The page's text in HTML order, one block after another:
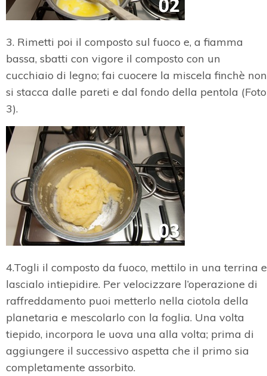
3. Rimetti poi il composto sul fuoco e, a fiamma
bassa, sbatti con vigore il composto con un
cucchiaio di legno; fai cuocere la miscela finchè non
si stacca dalle pareti e dal fondo della pentola (Foto
3).
4.Togli il composto da fuoco, mettilo in una terrina e
lascialo intiepidire. Per velocizzare l’operazione di
raffreddamento puoi metterlo nella ciotola della
planetaria e mescolarlo con la foglia. Una volta
tiepido, incorpora le uova una alla volta; prima di
aggiungere il successivo aspetta che il primo sia
completamente assorbito.